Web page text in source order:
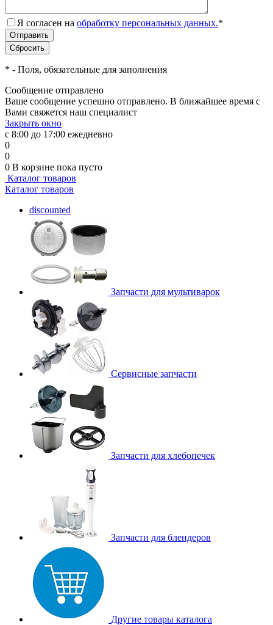
Я согласен на обработку персональных данных.*
* - Поля, обязательные для заполнения
Сообщение отправлено
Ваше сообщение успешно отправлено. В ближайшее время с
Вами свяжется наш специалист
Закрыть окно
с 8:00 до 17:00 ежедневно
0
0
0 В корзине пока пусто
Каталог товаров
Каталог товаров
discounted
Запчасти для мультиварок
Сервисные запчасти
Запчасти для хлебопечек
Запчасти для блендеров
Другие товары каталога